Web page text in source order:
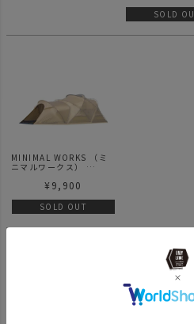
SOLD
MINIMAL WORKS （ミ
ニマルワークス）
VESTIBULE MESH
ベスティビュール用 メッ
シュ ドア
¥ 9,900
SOLD OUT
1-4